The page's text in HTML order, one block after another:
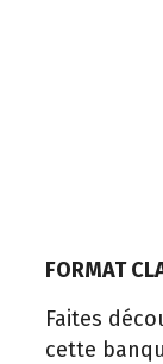
FORMAT
Faites
cette